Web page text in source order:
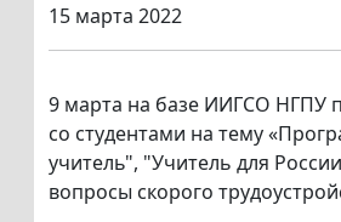
15 марта 2022
9 марта на базе ИИГСО НГПУ
со студентами на тему
учитель", "Учитель для
вопросы скорого